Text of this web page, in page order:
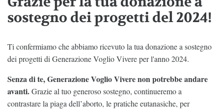
sostegno dei progetti del 2024!
Ti confermiamo che abbiamo ricevuto la tua donazione a sostegno
dei progetti di Generazione Voglio Vivere per l'anno 2024.
Senza di te, Generazione Voglio Viverenon potrebbe andare
avanti.Grazie al tuo generoso sostegno, continueremo a
contrastare la piaga dell’aborto, le pratiche eutanasiche, per